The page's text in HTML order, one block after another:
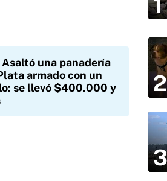
Asaltó una panadería
armado con un
se llevó $400.000 y